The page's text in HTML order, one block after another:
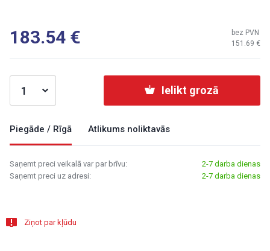
183.54 151.69
bez PVN
Ielikt grozā
Piegāde / Rīgā Atlikums noliktavās
Saņemt preci veikalā var par brīvu:
2-7 darba dienas
Saņemt preci uz adresi:
2-7 darba dienas
Ziņot par kļūdu